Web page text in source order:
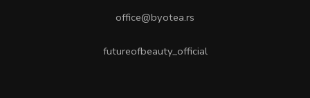
office@byotea.rs
futureofbeauty_official